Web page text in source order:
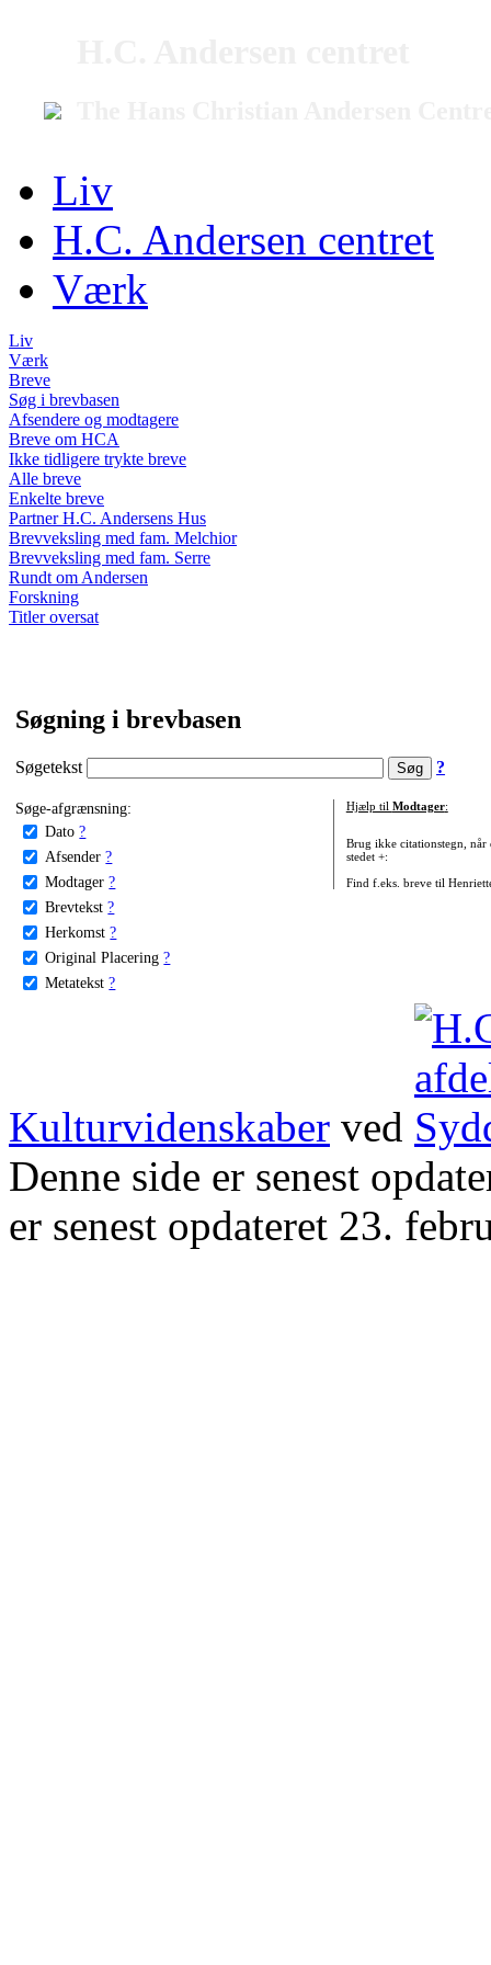
Liv
H.C. Andersen centret
Værk
Liv
Værk
Breve
Søg i brevbasen
Afsendere og modtagere
Breve om HCA
Ikke tidligere trykte breve
Alle breve
Enkelte breve
Partner H.C. Andersens Hus
Brevveksling med fam. Melchior
Brevveksling med fam. Serre
Rundt om Andersen
Forskning
Titler oversat
Søgning i brevbasen
Søgetekst ?
Søge-afgrænsning:
Dato ?
Afsender ?
Modtager ?
Brevtekst ?
Herkomst ?
Original Placering ?
Metatekst ?
Hjælp til Modtager:
Brug ikke citationstegn, når
stedet +:
Find f.eks. breve til
Kulturvidenskaber ved
Denne side er senest
er senest opdateret 23.